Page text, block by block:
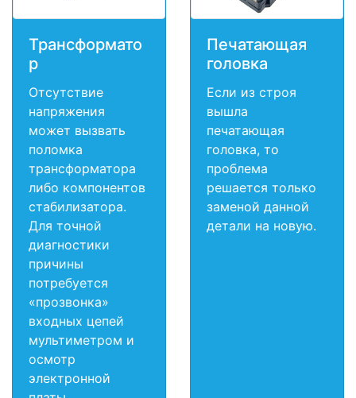
Трансформато
р
Отсутствие
напряжения
может вызвать
поломка
трансформатора
либо компонентов
стабилизатора.
Для точной
диагностики
причины
потребуется
«прозвонка»
входных цепей
мультиметром и
осмотр
электронной
Печатающая
головка
Если из строя
вышла
печатающая
головка, то
проблема
решается только
заменой данной
детали на новую.